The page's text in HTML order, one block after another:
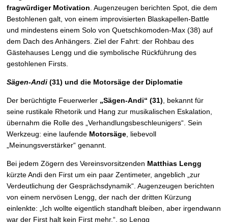
fragwürdiger Motivation . Augenzeugen berichten Spot, die dem
Bestohlenen galt, von einem improvisierten Blaskapellen-Battle
und mindestens einem Solo von Quetschkomoden-Max (38) auf
dem Dach des Anhängers. Ziel der Fahrt: der Rohbau des
Gästehauses Lengg und die symbolische Rückführung des
gestohlenen Firsts.
Sägen-Andi (31) und die Motorsäge der Diplomatie
Der berüchtigte Feuerwerler „Sägen-Andi“ (31) , bekannt für
seine rustikale Rhetorik und Hang zur musikalischen Eskalation,
übernahm die Rolle des „Verhandlungsbeschleunigers“. Sein
Werkzeug: eine laufende Motorsäge , liebevoll
„Meinungsverstärker“ genannt.
Bei jedem Zögern des Vereinsvorsitzenden Matthias Lengg
kürzte Andi den First um ein paar Zentimeter, angeblich „zur
Verdeutlichung der Gesprächsdynamik“. Augenzeugen berichten
von einem nervösen Lengg, der nach der dritten Kürzung
einlenkte: „Ich wollte eigentlich standhaft bleiben, aber irgendwann
war der First halt kein First mehr.“, so Lengg